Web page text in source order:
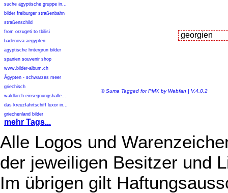
suche ägyptische gruppe in...
bilder freiburger straßenbahn
straßenschild
from orzugeti to tbilisi
badenova aegypten
ägyptische hntergrun bilder
spanien souvenir shop
www.bilder-album.ch
Ägypten - schwarzes meer
griechisch
waldkirch einsegnungshalle...
das kreuzfahrtschiff luxor in...
griechenland bilder
mehr Tags...
© Suma Tagged for PMX by Webfan | V.4.0.2
Alle Logos und
der jeweiligen Besitzer und
Im übrigen gilt